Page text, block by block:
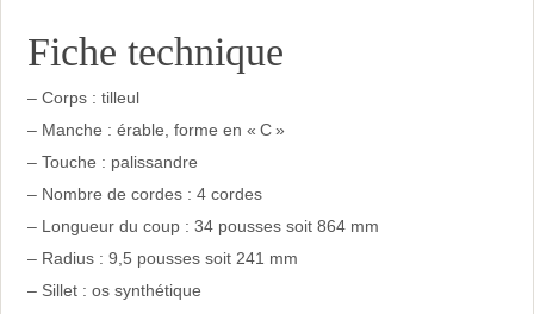
Fiche technique
– Corps : tilleul
– Manche : érable, forme en « C »
– Touche : palissandre
– Nombre de cordes : 4 cordes
– Longueur du coup : 34 pousses soit 864 mm
– Radius : 9,5 pousses soit 241 mm
– Sillet : os synthétique